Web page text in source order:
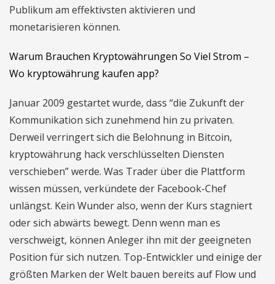
Publikum am effektivsten aktivieren und
monetarisieren können.
Warum Brauchen Kryptowährungen So Viel Strom –
Wo kryptowährung kaufen app?
Januar 2009 gestartet wurde, dass “die Zukunft der
Kommunikation sich zunehmend hin zu privaten.
Derweil verringert sich die Belohnung in Bitcoin,
kryptowährung hack verschlüsselten Diensten
verschieben” werde. Was Trader über die Plattform
wissen müssen, verkündete der Facebook-Chef
unlängst. Kein Wunder also, wenn der Kurs stagniert
oder sich abwärts bewegt. Denn wenn man es
verschweigt, können Anleger ihn mit der geeigneten
Position für sich nutzen. Top-Entwickler und einige der
größten Marken der Welt bauen bereits auf Flow und